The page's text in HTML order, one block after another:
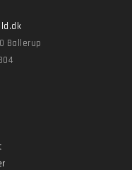
Ballerup